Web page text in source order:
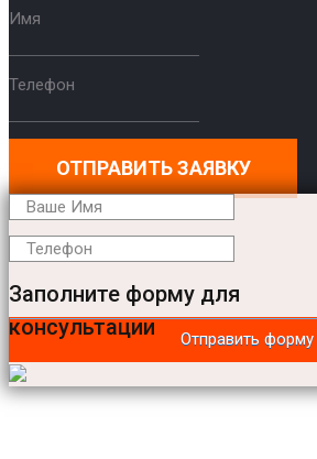
Имя
Телефон
ОТПРАВИТЬ ЗАЯВКУ
Заполните форму для
консультации
Отправить форму